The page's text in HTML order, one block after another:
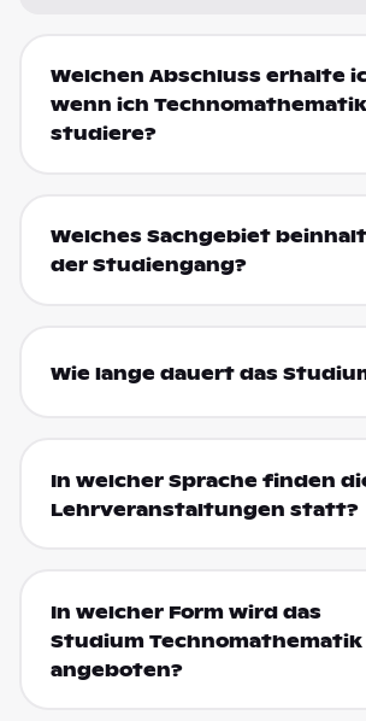
Welchen Abschluss erhalte
wenn ich Technomathematik
studiere?
Welches Sachgebiet
der Studiengang?
Wie lange dauert das
In welcher Sprache finden
Lehrveranstaltungen statt?
In welcher Form wird das
Studium Technomathematik
angeboten?